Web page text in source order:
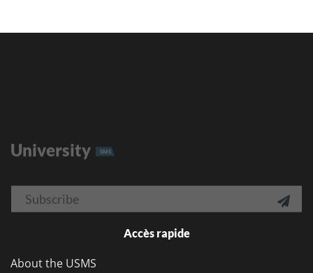
Email
Accès rapide
About the USMS